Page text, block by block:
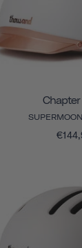
Chapter